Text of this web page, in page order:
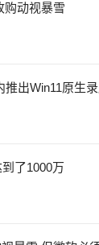
购动视暴雪
出Win11原生
了1000万